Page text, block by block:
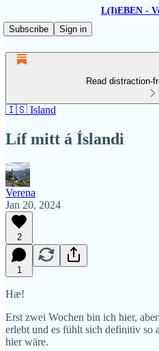
L(I)EBEN -
Subscribe
Sign in
Read distraction-
🇮🇸 Island
Líf mitt á Íslandi
Verena
Jan 20, 2024
2
1
Hæ!
Erst zwei Wochen bin ich hier,
erlebt und es fühlt sich definitiv so
hier wäre.